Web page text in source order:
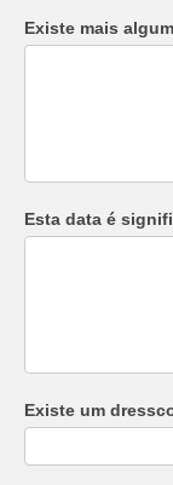
Existe mais
Esta data é
Existe um